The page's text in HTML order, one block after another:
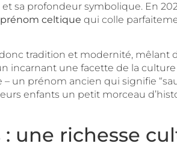
sa profondeur symbolique. En
prénom celtique qui colle
tradition et modernité, mêlant
incarnant une facette de la
un prénom ancien qui signifie
enfants un petit morceau
une richesse